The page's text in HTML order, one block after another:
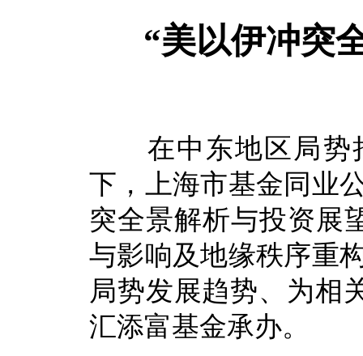
“美以伊冲突
在中东地区局势持
下，上海市基金同业
突全景解析与投资展
与影响及地缘秩序重
局势发展趋势、为相
汇添富基金承办。